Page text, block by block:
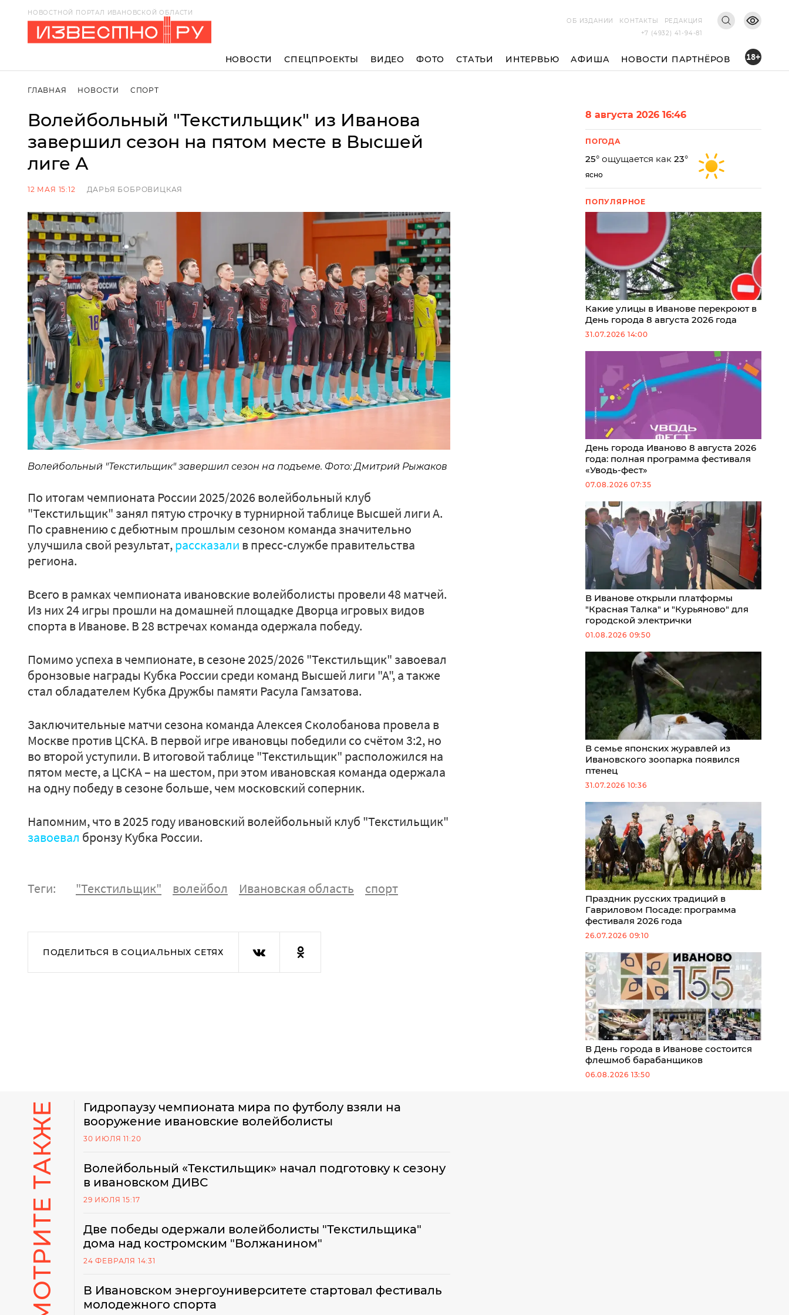
НОВОСТНОЙ ПОРТАЛ ИВАНОВСКОЙ ОБЛАСТИ
ОБ ИЗДАНИИ
КОНТАКТЫ
РЕДАКЦИЯ
+7 (4932) 41-94-81
НОВОСТИ СПЕЦПРОЕКТЫ ВИДЕО ФОТО СТАТЬИ ИНТЕРВЬЮ АФИША НОВОСТИ ПАРТНЁРОВ 18+
ГЛАВНАЯ НОВОСТИ СПОРТ
Волейбольный "Текстильщик" из Иванова
завершил сезон на пятом месте в Высшей
лиге А
12 МАЯ 15:12 ДАРЬЯ БОБРОВИЦКАЯ
Волейбольный "Текстильщик" завершил сезон на подъеме. Фото: Дмитрий Рыжаков
По итогам чемпионата России 2025/2026 волейбольный клуб
"Текстильщик" занял пятую строчку в турнирной таблице Высшей лиги А.
По сравнению с дебютным прошлым сезоном команда значительно
улучшила свой результат,рассказали в пресс-службе правительства
региона.
Всего в рамках чемпионата ивановские волейболисты провели 48 матчей.
Из них 24 игры прошли на домашней площадке Дворца игровых видов
спорта в Иванове. В 28 встречах команда одержала победу.
Помимо успеха в чемпионате, в сезоне 2025/2026 "Текстильщик" завоевал
бронзовые награды Кубка России среди команд Высшей лиги "А", а также
стал обладателем Кубка Дружбы памяти Расула Гамзатова.
Заключительные матчи сезона команда Алексея Сколобанова провела в
Москве против ЦСКА. В первой игре ивановцы победили со счётом 3:2, но
во второй уступили. В итоговой таблице "Текстильщик" расположился на
пятом месте, а ЦСКА – на шестом, при этом ивановская команда одержала
на одну победу в сезоне больше, чем московский соперник.
Напомним, что в 2025 году ивановский волейбольный клуб "Текстильщик"
завоевал бронзу Кубка России.
Теги: "Текстильщик" волейбол Ивановская область спорт
ПОДЕЛИТЬСЯ В СОЦИАЛЬНЫХ СЕТЯХ
8 августа 2026 16:46
ПОГОДА
25° ощущается как 23°
ясно
ПОПУЛЯРНОЕ
Какие улицы в Иванове перекроют в
День города 8 августа 2026 года
31.07.2026 14:00
День города Иваново 8 августа 2026
года: полная программа фестиваля
«Уводь-фест»
07.08.2026 07:35
В Иванове открыли платформы
"Красная Талка" и "Курьяново" для
городской электрички
01.08.2026 09:50
В семье японских журавлей из
Ивановского зоопарка появился
птенец
31.07.2026 10:36
Праздник русских традиций в
Гавриловом Посаде: программа
фестиваля 2026 года
26.07.2026 09:10
В День города в Иванове состоится
флешмоб барабанщиков
06.08.2026 13:50
СМОТРИТЕ ТАКЖЕ
Гидропаузу чемпионата мира по футболу взяли на
вооружение ивановские волейболисты
30 ИЮЛЯ 11:20
Волейбольный «Текстильщик» начал подготовку к сезону
в ивановском ДИВС
29 ИЮЛЯ 15:17
Две победы одержали волейболисты "Текстильщика"
дома над костромским "Волжанином"
24 ФЕВРАЛЯ 14:31
В Ивановском энергоуниверситете стартовал фестиваль
молодежного спорта